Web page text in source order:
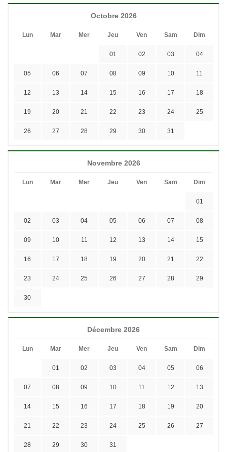
Octobre 2026
Lun Mar Mer Jeu Ven Sam Dim
01 02 03 04
05 06 07 08 09 10 11
12 13 14 15 16 17 18
19 20 21 22 23 24 25
26 27 28 29 30 31
Novembre 2026
Lun Mar Mer Jeu Ven Sam Dim
01
02 03 04 05 06 07 08
09 10 11 12 13 14 15
16 17 18 19 20 21 22
23 24 25 26 27 28 29
30
Décembre 2026
Lun Mar Mer Jeu Ven Sam Dim
01 02 03 04 05 06
07 08 09 10 11 12 13
14 15 16 17 18 19 20
21 22 23 24 25 26 27
28 29 30 31